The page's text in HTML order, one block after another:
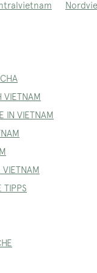
VIETNAM
IN VIETNAM
VIETNAM
TIPPS